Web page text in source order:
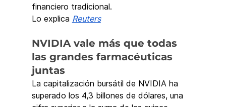
financiero tradicional.
Lo explica Reuters
NVIDIA vale más que todas
las grandes farmacéuticas
juntas
La capitalización bursátil de NVIDIA ha
superado los 4,3 billones de dólares, una